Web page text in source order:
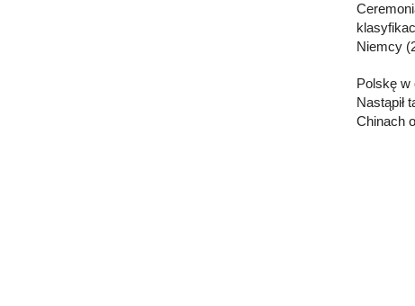
Niemcy
Polskę w
Nastąpił
Chinach